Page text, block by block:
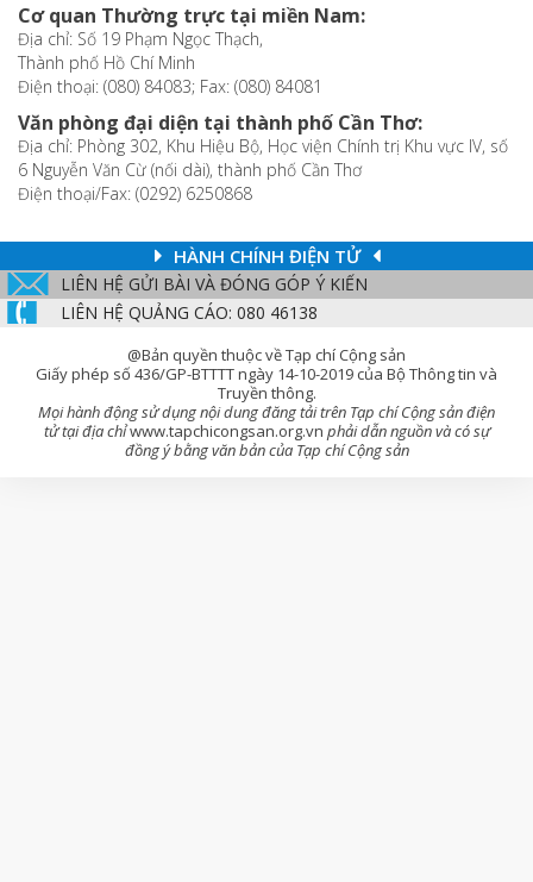
Cơ quan Thường trực tại miền Nam:
Địa chỉ: Số 19 Phạm Ngọc Thạch,
Thành phố Hồ Chí Minh
Điện thoại: (080) 84083; Fax: (080) 84081
Văn phòng đại diện tại thành phố Cần Thơ:
Địa chỉ: Phòng 302, Khu Hiệu Bộ, Học viện Chính trị Khu vực IV, số
6 Nguyễn Văn Cừ (nối dài), thành phố Cần Thơ
Điện thoại/Fax: (0292) 6250868
HÀNH CHÍNH ĐIỆN TỬ
LIÊN HỆ GỬI BÀI VÀ ĐÓNG GÓP Ý KIẾN
LIÊN HỆ QUẢNG CÁO: 080 46138
@Bản quyền thuộc về Tạp chí Cộng sản
Giấy phép số 436/GP-BTTTT ngày 14-10-2019 của Bộ Thông tin và
Truyền thông.
Mọi hành động sử dụng nội dung đăng tải trên Tạp chí Cộng sản điện
tử tại địa chỉwww.tapchicongsan.org.vn phải dẫn nguồn và có sự
đồng ý bằng văn bản của Tạp chí Cộng sản